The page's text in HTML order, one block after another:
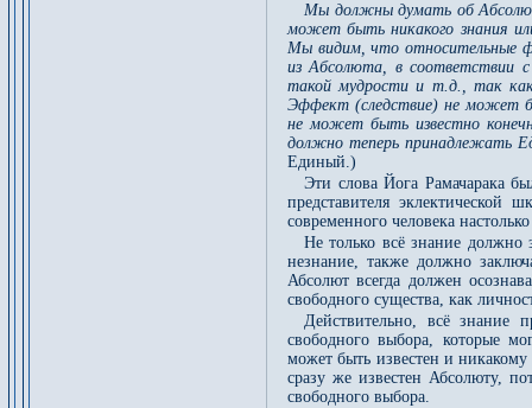
Мы должны думать об
может быть никакого знания
Мы видим, что относительные
из Абсолюта, в соответствии
такой мудрости и т.д., так
Эффект (следствие) не может
не может быть известно
должно теперь принадлежать
Единый.)
Эти слова Йога Рамачарака
представителя эклектической
современного человека
Не только всё знание должно
незнание, также должно
Абсолют всегда должен
свободного существа, как
Действительно, всё знание
свободного выбора, которые
может быть известен и никакому
сразу же известен Абсолюту,
свободного выбора.